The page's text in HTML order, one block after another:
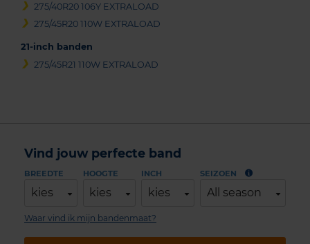
275/40R20 106Y EXTRALOAD
275/45R20 110W EXTRALOAD
21-inch banden
275/45R21 110W EXTRALOAD
Vind jouw perfecte band
BREEDTE
kies
HOOGTE
kies
INCH
kies
SEIZOEN
All season
Waar vind ik mijn bandenmaat?